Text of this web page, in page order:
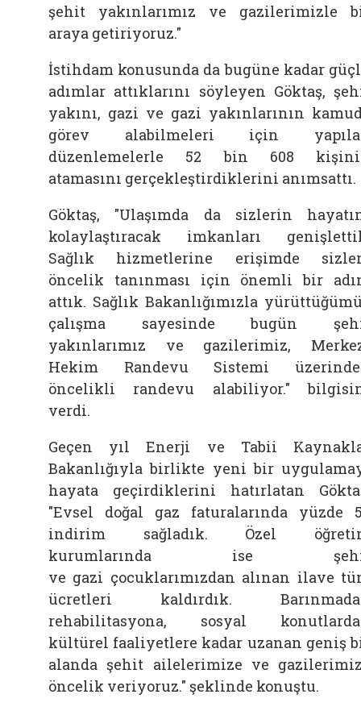
şehit yakınlarımız ve gazilerimizle
araya getiriyoruz."
İstihdam konusunda da bugüne kadar
adımlar attıklarını söyleyen Göktaş,
yakını, gazi ve gazi yakınlarının
görev alabilmeleri için
düzenlemelerle 52 bin 608
atamasını gerçekleştirdiklerini anımsattı.
Göktaş, "Ulaşımda da sizlerin
kolaylaştıracak imkanları
Sağlık hizmetlerine erişimde
öncelik tanınması için önemli bir
attık. Sağlık Bakanlığımızla
çalışma sayesinde bugün
yakınlarımız ve gazilerimiz,
Hekim Randevu Sistemi
öncelikli randevu alabiliyor."
verdi.
Geçen yıl Enerji ve Tabii
Bakanlığıyla birlikte yeni bir
hayata geçirdiklerini hatırlatan
"Evsel doğal gaz faturalarında yüzde
indirim sağladık. Özel
kurumlarında ise
ve gazi çocuklarımızdan alınan ilave
ücretleri kaldırdık.
rehabilitasyona, sosyal
kültürel faaliyetlere kadar uzanan geniş
alanda şehit ailelerimize ve
öncelik veriyoruz." şeklinde konuştu.